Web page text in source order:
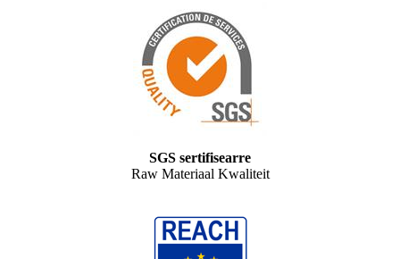
SGS sertifisearre
Raw Materiaal Kwaliteit